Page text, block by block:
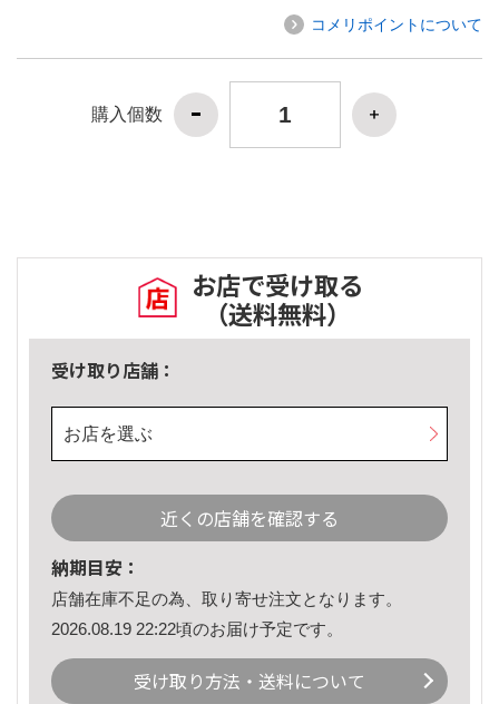
コメリポイントについて
購入個数
お店で受け取る
（送料無料）
受け取り店舗：
お店を選ぶ
近くの店舗を確認する
納期目安：
店舗在庫不足の為、取り寄せ注文となります。
2026.08.19 22:22頃のお届け予定です。
受け取り方法・送料について